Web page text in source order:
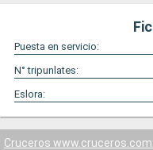
Puesta en servicio:
N° tripunlates:
Eslora:
Cruceros